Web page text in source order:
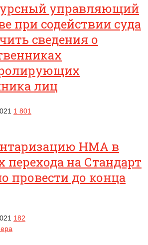
управляющий
при содействии суда
сведения о
лиц
1 801
НМА в
перехода на Стандарт
провести до конца
182